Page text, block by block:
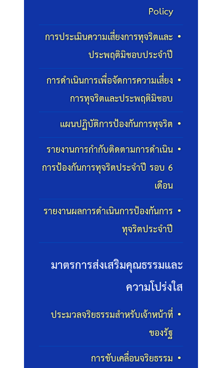
Policy
การประเมินความเสี่ยงการทุจริตและ
ประพฤติมิชอบประจำปี
การดำเนินการเพื่อจัดการความเสี่ยง
การทุจริตและประพฤติมิชอบ
แผนปฏิบัติการป้องกันการทุจริต
รายงานการกำกับติดตามการดำเนิน
การป้องกันการทุจริตประจำปี รอบ 6
เดือน
รายงานผลการดำเนินการป้องกันการ
ทุจริตประจำปี
มาตรการส่งเสริมคุณธรรมและ
ความโปร่งใส
ประมวลจริยธรรมสำหรับเจ้าหน้าที่
ของรัฐ
การขับเคลื่อนจริยธรรม